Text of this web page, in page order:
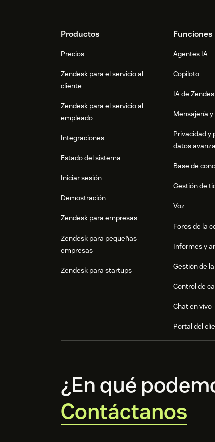
FooterProductos
Precios
Zendesk para el servicio al
cliente
Zendesk para el servicio al
empleado
Integraciones
Estado del sistema
Iniciar sesión
Demostración
Zendesk para empresas
Zendesk para pequeñas
empresas
Zendesk para startups
Funciones
Agentes IA
Copiloto
IA de
Mensajería
Privacidad y
datos
Base de
Gestión de
Voz
Foros de la
Informes y
Gestión de
Control de
Chat en vivo
Portal del
¿En qué
Contáctanos